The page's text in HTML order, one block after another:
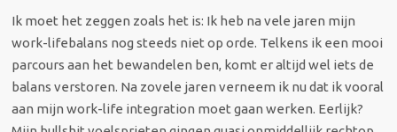
Ik moet het zeggen zoals het is: Ik heb na vele jaren mijn
work-lifebalans nog steeds niet op orde. Telkens ik een mooi
parcours aan het bewandelen ben, komt er altijd wel iets de
balans verstoren. Na zovele jaren verneem ik nu dat ik vooral
aan mijn work-life integration moet gaan werken. Eerlijk?